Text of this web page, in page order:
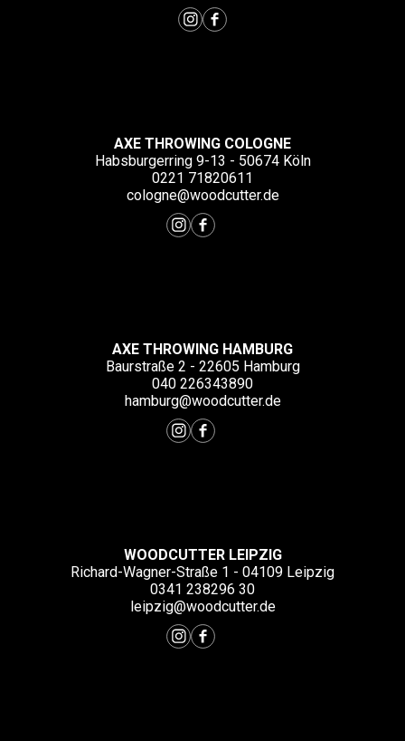
AXE THROWING COLOGNE
Habsburgerring 9-13 - 50674 Köln
0221 71820611
cologne@woodcutter.de
AXE THROWING HAMBURG
Baurstraße 2 - 22605 Hamburg
040 226343890
hamburg@woodcutter.de
WOODCUTTER LEIPZIG
Richard-Wagner-Straße 1 - 04109 Leipzig
0341 238296 30
leipzig@woodcutter.de